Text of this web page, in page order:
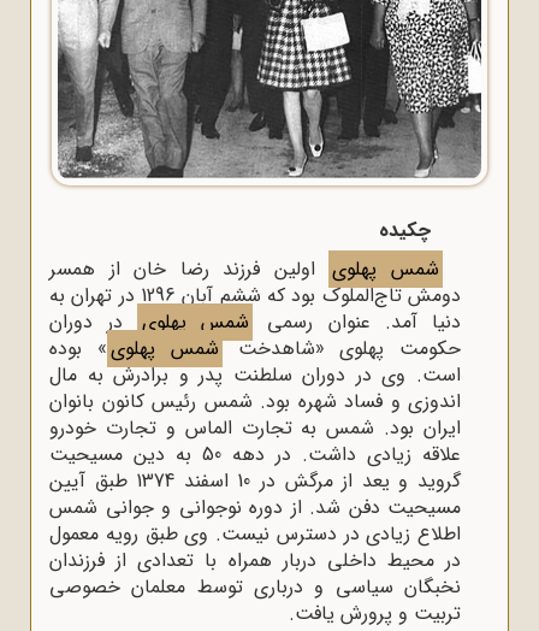
چکیده
شمس پهلوی
اولین فرزند رضا خان از همسر
دومش تاج‌الملوک بود که ششم آبان 1296 در تهران به
دنیا آمد. عنوان رسمی
شمس پهلویدر دوران
حکومت پهلوی «شاهدختشمس پهلوی» بوده
است. وی در دوران سلطنت پدر و برادرش به مال
اندوزی و فساد شهره بود. شمس رئیس کانون بانوان
ایران بود. شمس به تجارت الماس و تجارت خودرو
علاقه زیادی داشت. در دهه 50 به دین مسیحیت
گروید و یعد از مرگش در 10 اسفند 1374 طبق آیین
مسیحیت دفن شد. از دوره نوجوانی و جوانی شمس
اطلاع زیادی در دسترس نیست. وی طبق رویه معمول
در محیط داخلی دربار همراه با تعدادی از فرزندان
نخبگان سیاسی و درباری توسط معلمان خصوصی
تربیت و پرورش یافت.